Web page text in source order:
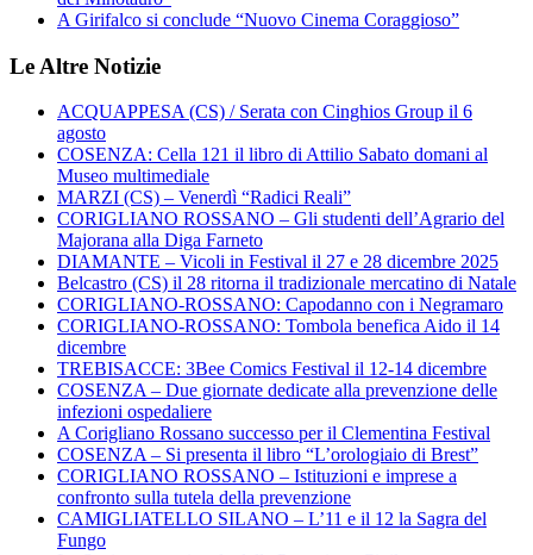
A Girifalco si conclude “Nuovo Cinema Coraggioso”
Le Altre Notizie
ACQUAPPESA (CS) / Serata con Cinghios Group il 6
agosto
COSENZA: Cella 121 il libro di Attilio Sabato domani al
Museo multimediale
MARZI (CS) – Venerdì “Radici Reali”
CORIGLIANO ROSSANO – Gli studenti dell’Agrario del
Majorana alla Diga Farneto
DIAMANTE – Vicoli in Festival il 27 e 28 dicembre 2025
Belcastro (CS) il 28 ritorna il tradizionale mercatino di Natale
CORIGLIANO-ROSSANO: Capodanno con i Negramaro
CORIGLIANO-ROSSANO: Tombola benefica Aido il 14
dicembre
TREBISACCE: 3Bee Comics Festival il 12-14 dicembre
COSENZA – Due giornate dedicate alla prevenzione delle
infezioni ospedaliere
A Corigliano Rossano successo per il Clementina Festival
COSENZA – Si presenta il libro “L’orologiaio di Brest”
CORIGLIANO ROSSANO – Istituzioni e imprese a
confronto sulla tutela della prevenzione
CAMIGLIATELLO SILANO – L’11 e il 12 la Sagra del
Fungo